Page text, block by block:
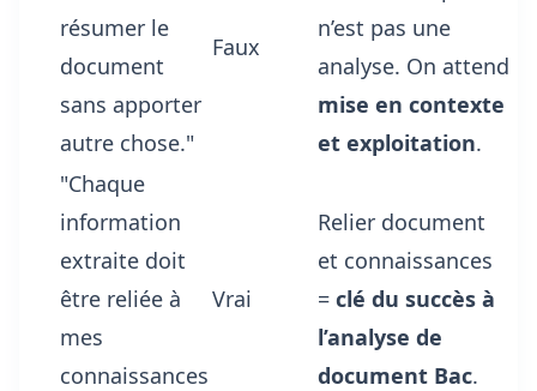
résumer le
document
sans apporter
autre chose."
Faux
n’est pas une
analyse. On attend
mise en contexte
et exploitation.
"Chaque
information
extraite doit
être reliée à
mes
connaissances
Vrai
Relier document
et connaissances
= clé du succès à
l’analyse de
document Bac.